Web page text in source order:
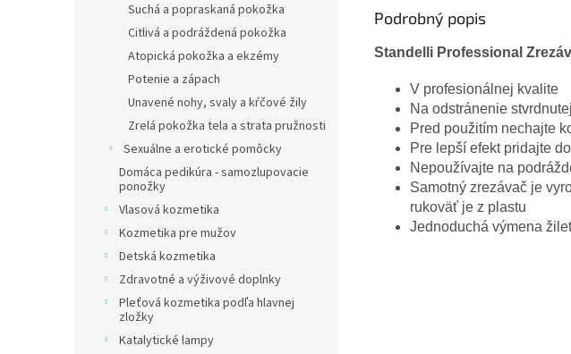
Suchá a popraskaná pokožka
Citlivá a podráždená pokožka
Atopická pokožka a ekzémy
Potenie a zápach
Unavené nohy, svaly a kŕčové žily
Zrelá pokožka tela a strata pružnosti
Sexuálne a erotické pomôcky
Domáca pedikúra - samozlupovacie
ponožky
Vlasová kozmetika
Kozmetika pre mužov
Detská kozmetika
Zdravotné a výživové doplnky
Pleťová kozmetika podľa hlavnej
zložky
Katalytické lampy
Podrobný popis
Standelli Professional
V profesionálnej kvalite
Na odstránenie
Pred použitím nechajte
Pre lepší efekt pridajte
Nepoužívajte na
Samotný zrezávač je
rukoväť je z plastu
Jednoduchá výmena